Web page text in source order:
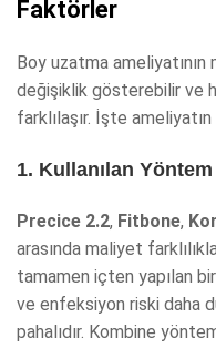
Faktörler
Boy uzatma
değişiklik gösterebilir ve
farklılaşır. İşte
1. Kullanılan Yöntem
Precice 2.2, Fitbone,
arasında maliyet
tamamen içten yapılan
ve enfeksiyon riski daha
pahalıdır. Kombine